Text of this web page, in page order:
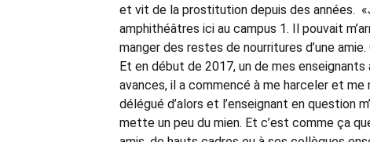
et vit de la prostitution depuis des années.
amphithéâtres ici au campus 1. Il pouvait
manger des restes de nourritures d’une
Et en début de 2017, un de mes
avances, il a commencé à me harceler et
délégué d’alors et l’enseignant en question
mette un peu du mien. Et c’est comme ça